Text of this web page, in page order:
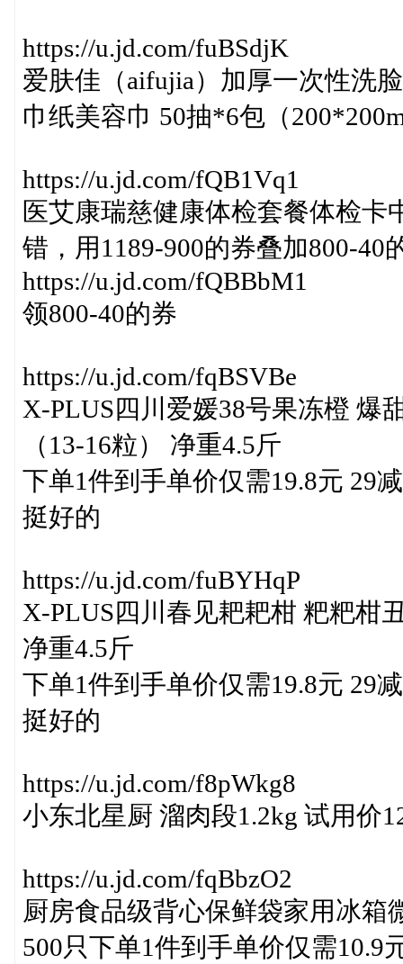
https://u.jd.com/fuBSdjK
爱肤佳（aifujia）加厚一次性洗
巾纸美容巾 50抽*6包（
https://u.jd.com/fQB1Vq1
医艾康瑞慈健康体检套餐体检卡
错，用1189-900的券叠加800-40
https://u.jd.com/fQBBbM1
领800-40的券
https://u.jd.com/fqBSVBe
X-PLUS四川爱媛38号果冻橙 爆
（13-16粒） 净重4.5斤
下单1件到手单价仅需19.8元 29
挺好的
https://u.jd.com/fuBYHqP
X-PLUS四川春见耙耙柑 粑粑柑
净重4.5斤
下单1件到手单价仅需19.8元 29
挺好的
https://u.jd.com/f8pWkg8
小东北星厨 溜肉段1.2kg 试用价
https://u.jd.com/fqBbzO2
厨房食品级背心保鲜袋家用冰箱
500只下单1件到手单价仅需10.9